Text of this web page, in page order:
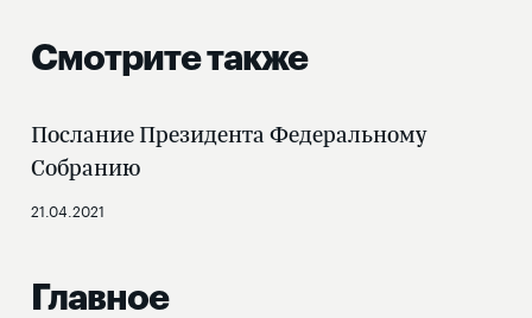
Смотрите также
Послание Президента Федеральному
Собранию
21.04.2021
Главное